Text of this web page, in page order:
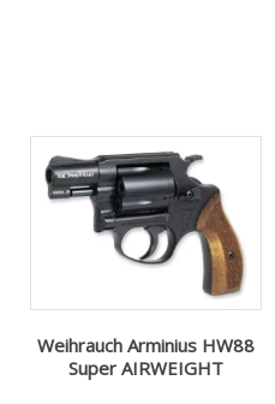
Weihrauch Arminius HW88
Super AIRWEIGHT